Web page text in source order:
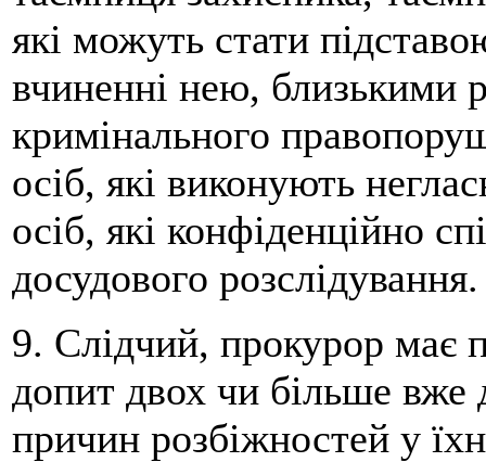
які можуть стати
вчиненні нею, близькими
кримінального
осіб, які виконують
осіб, які конфіденційно
досудового розслідування.
9. Слідчий, прокурор має
допит двох чи більше вже
причин розбіжностей у